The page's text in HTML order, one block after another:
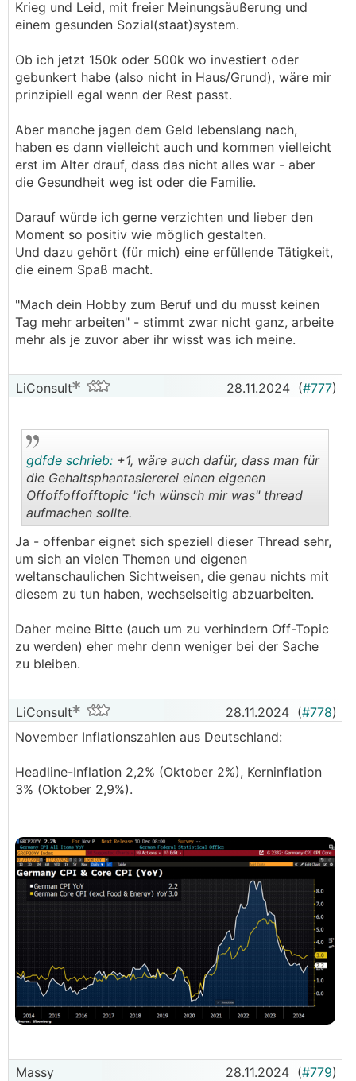
Krieg und Leid, mit freier Meinungsäußerung und
einem gesunden Sozial(staat)system.
Ob ich jetzt 150k oder 500k wo investiert oder
gebunkert habe (also nicht in Haus/Grund), wäre mir
prinzipiell egal wenn der Rest passt.
Aber manche jagen dem Geld lebenslang nach,
haben es dann vielleicht auch und kommen vielleicht
erst im Alter drauf, dass das nicht alles war - aber
die Gesundheit weg ist oder die Familie.
Darauf würde ich gerne verzichten und lieber den
Moment so positiv wie möglich gestalten.
Und dazu gehört (für mich) eine erfüllende Tätigkeit,
die einem Spaß macht.
"Mach dein Hobby zum Beruf und du musst keinen
Tag mehr arbeiten" - stimmt zwar nicht ganz, arbeite
mehr als je zuvor aber ihr wisst was ich meine.
LiConsult 28.11.2024 (#777)
..
gdfde schrieb: +1, wäre auch dafür, dass man für
die Gehaltsphantasiererei einen eigenen
Offoffoffofftopic "ich wünsch mir was" thread
aufmachen sollte.
Ja - offenbar eignet sich speziell dieser Thread sehr,
um sich an vielen Themen und eigenen
weltanschaulichen Sichtweisen, die genau nichts mit
diesem zu tun haben, wechselseitig abzuarbeiten.
Daher meine Bitte (auch um zu verhindern Off-Topic
zu werden) eher mehr denn weniger bei der Sache
zu bleiben.
LiConsult 28.11.2024 (#778)
November Inflationszahlen aus Deutschland:
Headline-Inflation 2,2% (Oktober 2%), Kerninflation
3% (Oktober 2,9%).
Massy 28.11.2024 (#779)